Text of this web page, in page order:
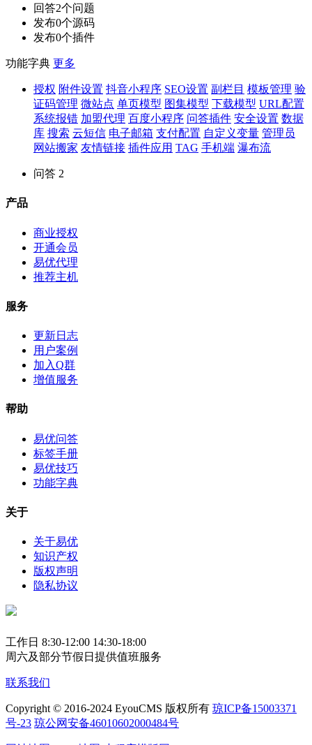
回答2个问题
发布0个源码
发布0个插件
功能字典 更多
授权 附件设置 抖音小程序 SEO设置 副栏目 模板管理 验
证码管理 微站点 单页模型 图集模型 下载模型 URL配置
系统报错 加盟代理 百度小程序 问答插件 安全设置 数据
库 搜索 云短信 电子邮箱 支付配置 自定义变量 管理员
网站搬家 友情链接 插件应用 TAG 手机端 瀑布流
问答 2
产品
商业授权
开通会员
易优代理
推荐主机
服务
更新日志
用户案例
加入Q群
增值服务
帮助
易优问答
标签手册
易优技巧
功能字典
关于
关于易优
知识产权
版权声明
隐私协议
工作日 8:30-12:00 14:30-18:00
周六及部分节假日提供值班服务
联系我们
Copyright © 2016-2024 EyouCMS 版权所有 琼ICP备15003371
号-23 琼公网安备46010602000484号